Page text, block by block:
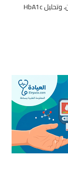
لما السكر يرجع طبيعي بعد انتهاء مفعول الكورتيزون، وتحليل HbA1c